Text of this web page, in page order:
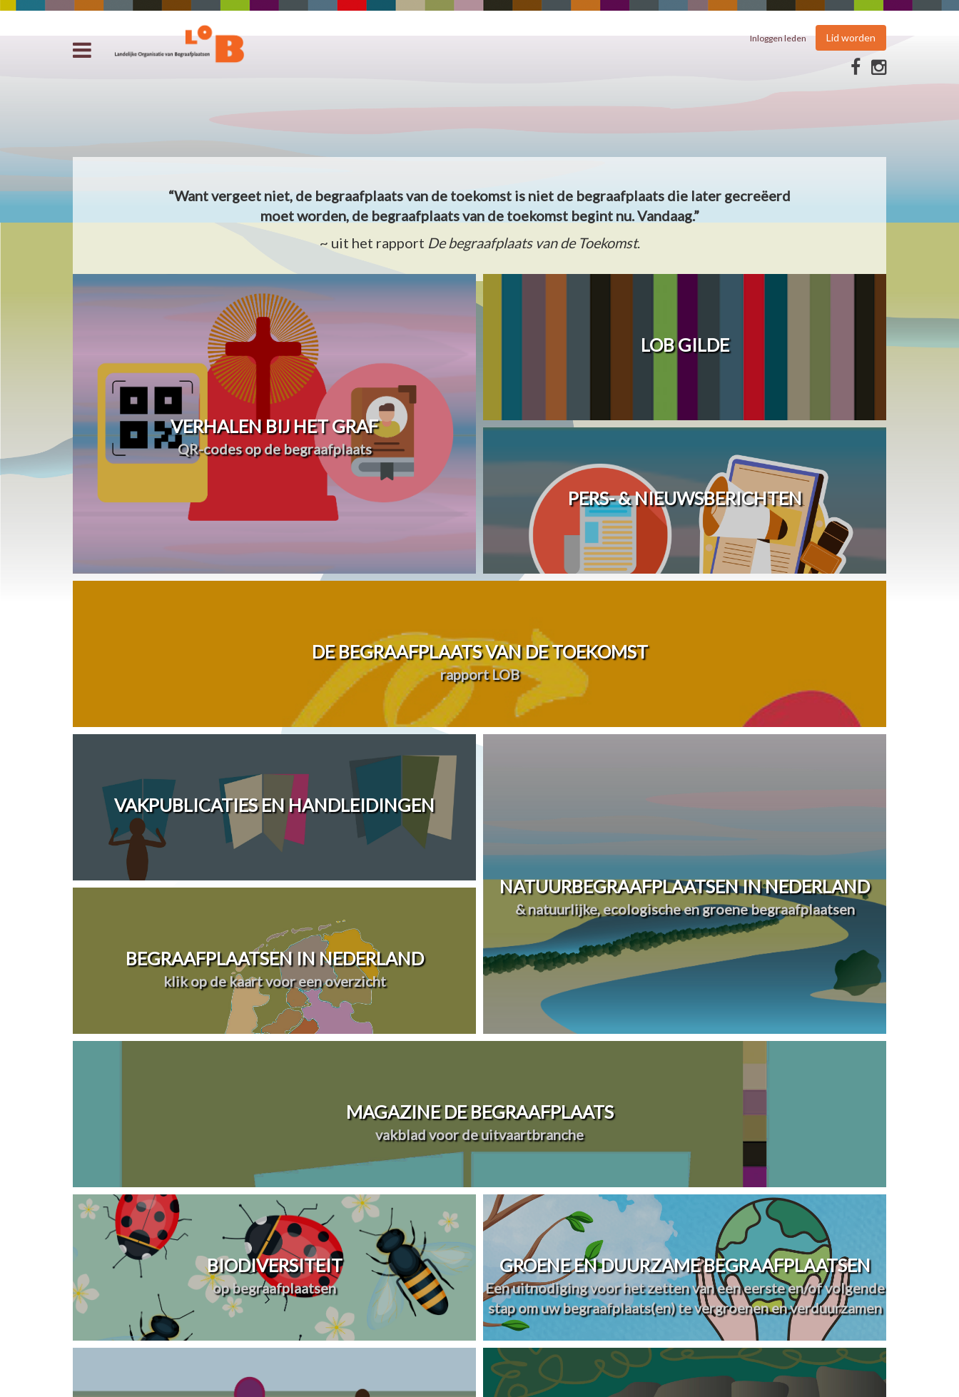
Inloggen leden Lid worden
“Want vergeet niet, de begraafplaats van de toekomst is niet de begraafplaats die later gecreëerd
moet worden, de begraafplaats van de toekomst begint nu. Vandaag.”
~ uit het rapport De begraafplaats van de Toekomst.
VERHALEN BIJ HET GRAF
QR-codes op de begraafplaats
LOB GILDE
PERS- & NIEUWSBERICHTEN
DE BEGRAAFPLAATS VAN DE TOEKOMST
rapport LOB
VAKPUBLICATIES EN HANDLEIDINGEN
BEGRAAFPLAATSEN IN NEDERLAND
klik op de kaart voor een overzicht
NATUURBEGRAAFPLAATSEN IN NEDERLAND
& natuurlijke, ecologische en groene begraafplaatsen
MAGAZINE DE BEGRAAFPLAATS
vakblad voor de uitvaartbranche
BIODIVERSITEIT
op begraafplaatsen
GROENE EN DUURZAME BEGRAAFPLAATSEN
Een uitnodiging voor het zetten van een eerste en/of volgende
stap om uw begraafplaats(en) te vergroenen en verduurzamen